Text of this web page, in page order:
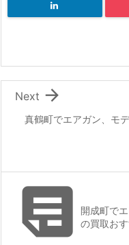
真鶴町でエアガン、モ

Next
開成町で
の買取お